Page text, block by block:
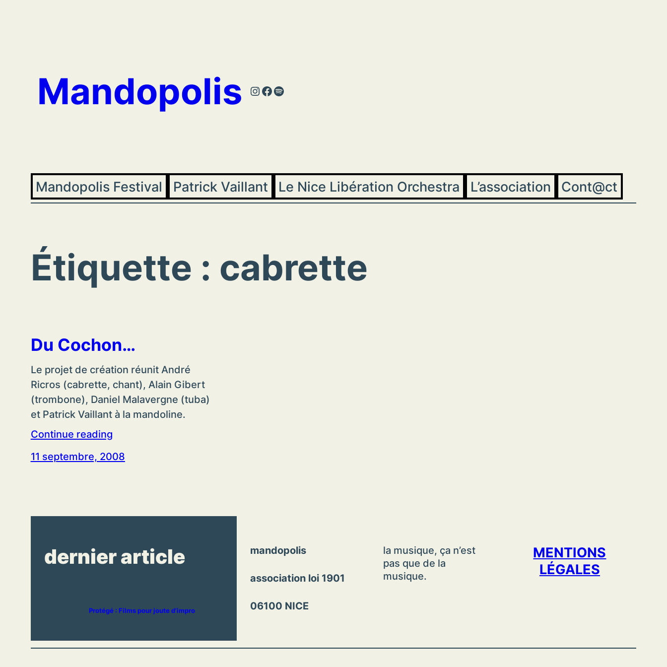
Mandopolis Instagram
Facebook
Spotify
Mandopolis Festival Patrick Vaillant Le Nice Libération Orchestra L’association Cont@ct
Étiquette : cabrette
Du Cochon…
Le projet de création réunit André
Ricros (cabrette, chant), Alain Gibert
(trombone), Daniel Malavergne (tuba)
et Patrick Vaillant à la mandoline.
Continue reading
11 septembre, 2008
dernier article
Protégé : Films pour joute d’impro
mandopolis
association loi 1901
06100 NICE
la musique, ça n’est
pas que de la
musique.
MENTIONS
LÉGALES